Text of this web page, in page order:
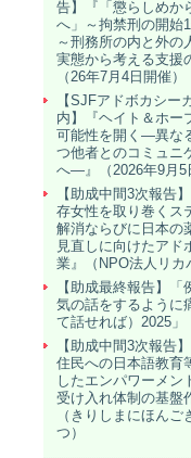
告】『「懲らしめか
へ」～拘禁刑の開始
～刑務所の内と外の
実態から考える支援
（26年7月4日開催）
【SJFアドボカシー
内】『ヘイト＆ホー
可能性を開く―異な
つ他者とのコミュニ
へ―』（2026年9月5
【助成中間3次報告
存女性を取り巻くス
解消ならびに日本の
見直しに向けたアド
業』（NPO法人リカ
【助成最終報告】「
気の話をするように
て話せれば）2025」
【助成中間3次報告
住民への日本語教育
したエンパワーメン
受け入れ体制の基盤
（きりしまにほんご
つ）